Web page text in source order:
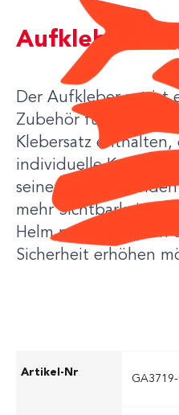
Aufkleber rot
Der Aufkleber rot ist
Zubehör für den
Klebersatz
individuelle
seiner
mehr Sichtbarkeit.
Helm personalisieren
Sicherheit erhöhen